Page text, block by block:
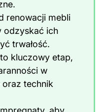
renowacji mebli
odzyskać ich
trwałość.
kluczowy etap,
w
technik